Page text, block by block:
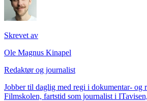
Skrevet av
Ole Magnus Kinapel
Redaktør og journalist
Jobber til daglig med regi i dokumentar-
Filmskolen, fartstid som journalist i